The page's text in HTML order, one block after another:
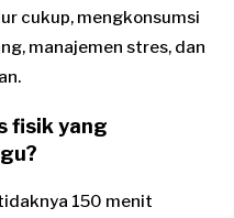
cukup, mengkonsumsi
manajemen stres, dan
fisik yang
150 menit